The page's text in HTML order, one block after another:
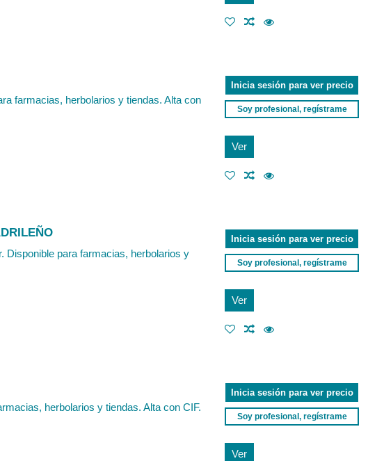
farmacias, herbolarios y tiendas. Alta con
Inicia sesión para ver precio
Soy profesional, regístrame
Ver
Disponible para farmacias, herbolarios y
Inicia sesión para ver precio
Soy profesional, regístrame
Ver
herbolarios y tiendas. Alta con CIF.
Inicia sesión para ver precio
Soy profesional, regístrame
Ver